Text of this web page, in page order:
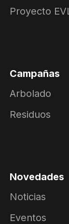
Proyecto
Campañas
Arbolado
Residuos
Novedades
Noticias
Eventos